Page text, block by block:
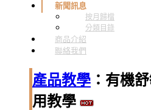
新聞訊息
按月歸檔
分類目錄
商品介紹
聯絡我們
產品教學 ：有機
用教學